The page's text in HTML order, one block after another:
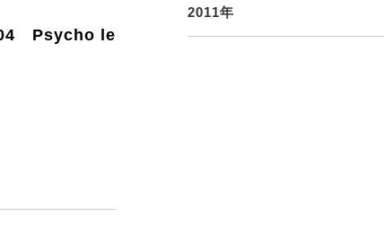
Psycho le
2011年